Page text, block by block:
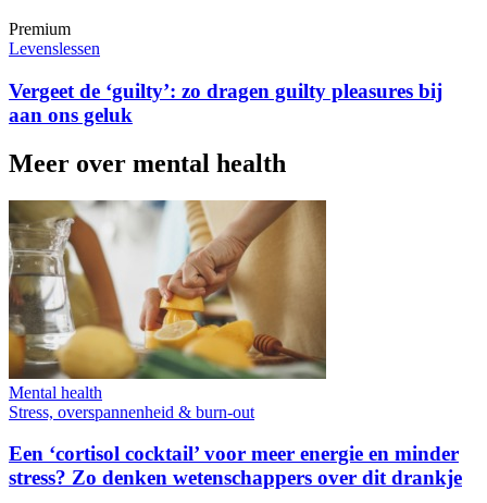
Premium
Levenslessen
Vergeet de ‘guilty’: zo dragen guilty pleasures bij
aan ons geluk
Meer over mental health
Mental health
Stress, overspannenheid & burn-out
Een ‘cortisol cocktail’ voor meer energie en minder
stress? Zo denken wetenschappers over dit drankje